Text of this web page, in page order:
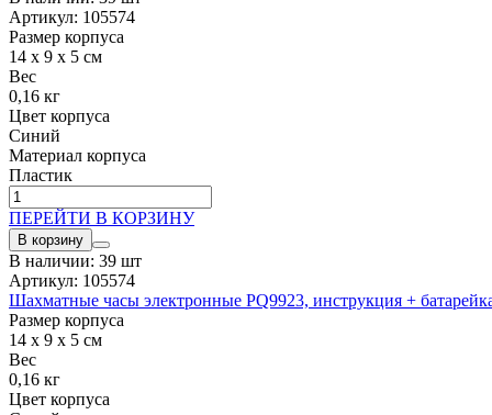
Артикул: 105574
Размер корпуса
14 x 9 x 5 см
Вес
0,16 кг
Цвет корпуса
Синий
Материал корпуса
Пластик
ПЕРЕЙТИ В КОРЗИНУ
В корзину
В наличии: 39 шт
Артикул: 105574
Шахматные часы электронные PQ9923, инструкция +
Размер корпуса
14 x 9 x 5 см
Вес
0,16 кг
Цвет корпуса